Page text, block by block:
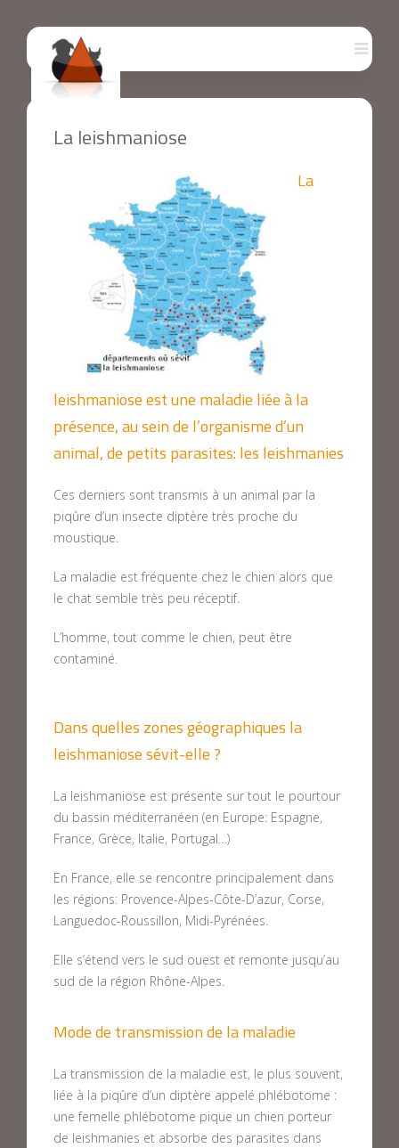
La leishmaniose
La
leishmaniose est une maladie liée à la
présence, au sein de l’organisme d’un
animal, de petits parasites: les leishmanies
Ces derniers sont transmis à un animal par la
piqûre d’un insecte diptère très proche du
moustique.
La maladie est fréquente chez le chien alors que
le chat semble très peu réceptif.
L’homme, tout comme le chien, peut être
contaminé.
Dans quelles zones géographiques la
leishmaniose sévit-elle ?
La leishmaniose est présente sur tout le pourtour
du bassin méditerranéen (en Europe: Espagne,
France, Grèce, Italie, Portugal…)
En France, elle se rencontre principalement dans
les régions: Provence-Alpes-Côte-D’azur, Corse,
Languedoc-Roussillon, Midi-Pyrénées.
Elle s’étend vers le sud ouest et remonte jusqu’au
sud de la région Rhône-Alpes.
Mode de transmission de la maladie
La transmission de la maladie est, le plus souvent,
liée à la piqûre d’un diptère appelé phlébotome :
une femelle phlébotome pique un chien porteur
de leishmanies et absorbe des parasites dans